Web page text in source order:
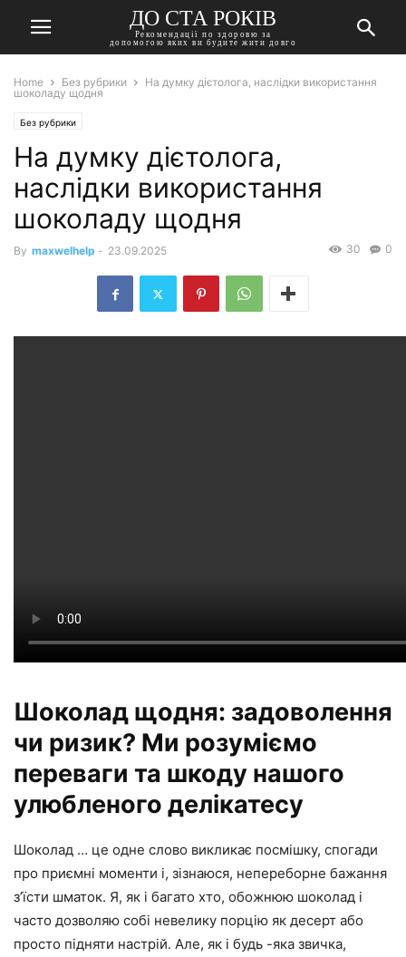
ДО СТА РОКІВ
Рекомендації по здоровю за
допомогою яких ви будите жити довго
Home Без рубрики
На думку дієтолога, наслідки використання
шоколаду щодня
Без рубрики
На думку дієтолога,
наслідки використання
шоколаду щодня
By maxwelhelp - 23.09.2025 0
30
Шоколад щодня: задоволення
чи ризик? Ми розуміємо
переваги та шкоду нашого
улюбленого делікатесу
Шоколад … це одне слово викликає посмішку, спогади
про приємні моменти і, зізнаюся, непереборне бажання
з’їсти шматок. Я, як і багато хто, обожнюю шоколад і
часто дозволяю собі невелику порцію як десерт або
просто підняти настрій. Але, як і будь -яка звичка,